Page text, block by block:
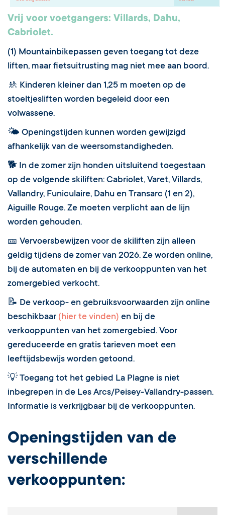
Vrij voor voetgangers: Villards, Dahu,
Cabriolet.
(1) Mountainbikepassen geven toegang tot deze
liften, maar fietsuitrusting mag niet mee aan boord.
🚸 Kinderen kleiner dan 1,25 m moeten op de
stoeltjesliften worden begeleid door een
volwassene.
🌤 Openingstijden kunnen worden gewijzigd
afhankelijk van de weersomstandigheden.
🐕 In de zomer zijn honden uitsluitend toegestaan
op de volgende skiliften: Cabriolet, Varet, Villards,
Vallandry, Funiculaire, Dahu en Transarc (1 en 2),
Aiguille Rouge. Ze moeten verplicht aan de lijn
worden gehouden.
🎫 Vervoersbewijzen voor de skiliften zijn alleen
geldig tijdens de zomer van 2026. Ze worden online,
bij de automaten en bij de verkooppunten van het
zomergebied verkocht.
📝 De verkoop- en gebruiksvoorwaarden zijn online
beschikbaar (hier te vinden) en bij de
verkooppunten van het zomergebied. Voor
gereduceerde en gratis tarieven moet een
leeftijdsbewijs worden getoond.
💡 Toegang tot het gebied La Plagne is niet
inbegrepen in de Les Arcs/Peisey-Vallandry-passen.
Informatie is verkrijgbaar bij de verkooppunten.
Openingstijden van de
verschillende
verkooppunten: